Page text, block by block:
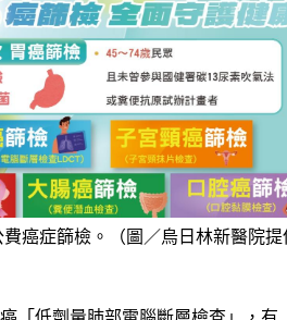
費癌症篩檢。（圖／烏日林新醫院提